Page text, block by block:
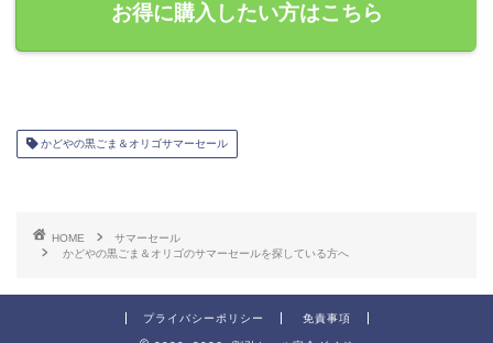
お得に購入したい方はこちら
かどやの黒ごま＆オリゴサマーセール
HOME
サマーセール
かどやの黒ごま＆オリゴのサマーセールを探している方へ
プライバシーポリシー 免責事項